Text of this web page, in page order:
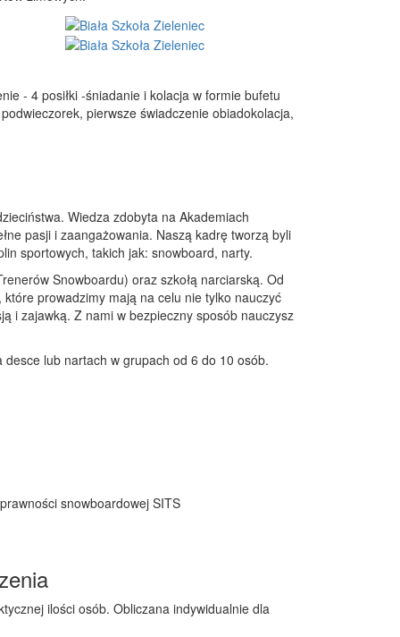
- 4 posiłki -śniadanie i kolacja w formie bufetu
pierwsze świadczenie obiadokolacja,
Wiedza zdobyta na Akademiach
pasji i zaangażowania. Naszą kadrę tworzą byli
sportowych, takich jak: snowboard, narty.
Snowboardu) oraz szkołą narciarską. Od
prowadzimy mają na celu nie tylko nauczyć
i zajawką. Z nami w bezpieczny sposób nauczysz
lub nartach w grupach od 6 do 10 osób.
snowboardowej SITS
ilości osób. Obliczana indywidualnie dla